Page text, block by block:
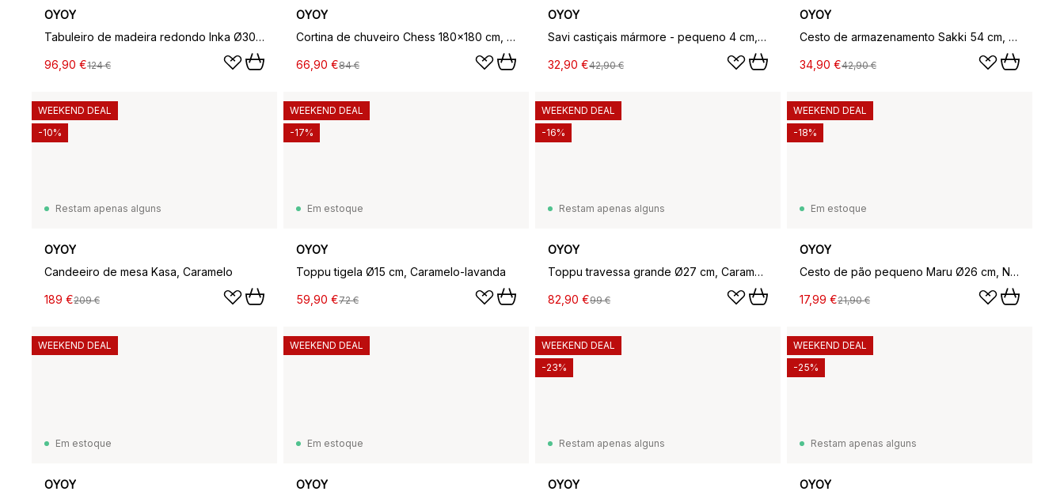
OYOY
Tabuleiro de madeira redondo Inka Ø30 cm, Nature
96,90 €124 €
OYOY
Cortina de chuveiro Chess 180x180 cm, Clay-offwhite
66,90 €84 €
OYOY
Savi castiçais mármore - pequeno 4 cm, Choko
32,90 €42,90 €
OYOY
Cesto de armazenamento Sakki 54 cm, Optic blue
34,90 €42,90 €
Restam apenas alguns
OYOY
Candeeiro de mesa Kasa, Caramelo
189 €209 €
WEEKEND DEAL
-10%
Em estoque
OYOY
Toppu tigela Ø15 cm, Caramelo-lavanda
59,90 €72 €
WEEKEND DEAL
-17%
Restam apenas alguns
OYOY
Toppu travessa grande Ø27 cm, Caramelo-lavanda
82,90 €99 €
WEEKEND DEAL
-16%
Em estoque
OYOY
Cesto de pão pequeno Maru Ø26 cm, Natural
17,99 €21,90 €
WEEKEND DEAL
-18%
Em estoque
OYOY
WEEKEND DEAL
Em estoque
OYOY
WEEKEND DEAL
Restam apenas alguns
OYOY
WEEKEND DEAL
-23%
Restam apenas alguns
OYOY
WEEKEND DEAL
-25%